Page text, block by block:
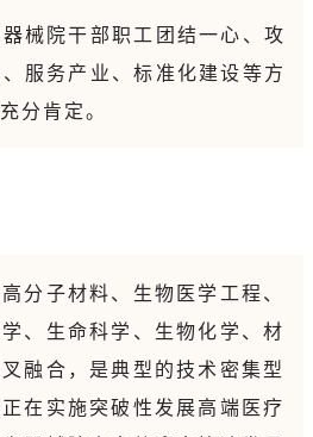
械院干部职工团结一心、攻
服务产业、标准化建设等方
分肯定。
分子材料、生物医学工程、
、生命科学、生物化学、材
融合，是典型的技术密集型
在实施突破性发展高端医疗